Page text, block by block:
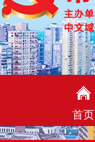
首页